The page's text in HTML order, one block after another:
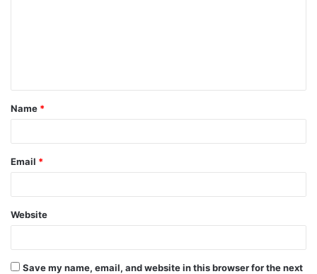
t
*
Name *
Email *
Website
Save my name, email, and website in this browser for the next